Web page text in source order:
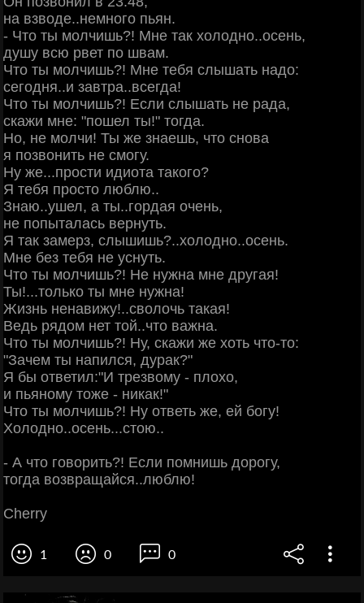
на взводе..немного пьян.
- Что ты молчишь?! Мне так холодно..осень,
душу всю рвет по швам.
Что ты молчишь?! Мне тебя слышать надо:
сегодня..и завтра..всегда!
Что ты молчишь?! Если слышать не рада,
скажи мне: "пошел ты!" тогда.
Но, не молчи! Ты же знаешь, что снова
я позвонить не смогу.
Ну же...прости идиота такого?
Я тебя просто люблю..
Знаю..ушел, а ты..гордая очень,
не попыталась вернуть.
Я так замерз, слышишь?..холодно..осень.
Мне без тебя не уснуть.
Что ты молчишь?! Не нужна мне другая!
Ты!...только ты мне нужна!
Жизнь ненавижу!..сволочь такая!
Ведь рядом нет той..что важна.
Что ты молчишь?! Ну, скажи же хоть что-то:
"Зачем ты напился, дурак?"
Я бы ответил:"И трезвому - плохо,
и пьяному тоже - никак!"
Что ты молчишь?! Ну ответь же, ей богу!
Холодно..осень...стою..
- А что говорить?! Если помнишь дорогу,
тогда возвращайся..люблю!
Cherry
1 0 0